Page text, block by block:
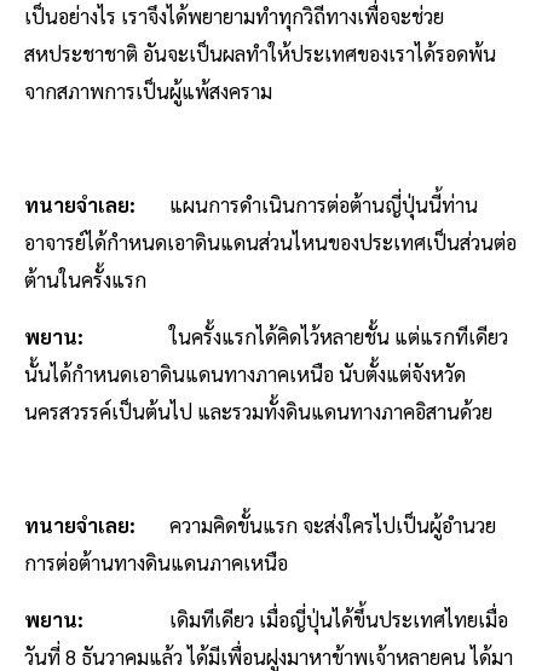
เป็นอย่างไร เราจึงได้พยายามทำทุกวิถีทางเพื่อจะช่วย
สหประชาชาติ อันจะเป็นผลทำให้ประเทศของเราได้รอดพ้น
จากสภาพการเป็นผู้แพ้สงคราม
ทนายจำเลย:
แผนการดำเนินการต่อต้านญี่ปุ่นนี้ท่าน
อาจารย์ได้กำหนดเอาดินแดนส่วนไหนของประเทศเป็นส่วนต่อ
ต้านในครั้งแรก
พยาน:
ในครั้งแรกได้คิดไว้หลายชั้น แต่แรกทีเดียว
นั้นได้กำหนดเอาดินแดนทางภาคเหนือ นับตั้งแต่จังหวัด
นครสวรรค์เป็นต้นไป และรวมทั้งดินแดนทางภาคอิสานด้วย
ทนายจำเลย:
ความคิดขั้นแรก จะส่งใครไปเป็นผู้อำนวย
การต่อต้านทางดินแดนภาคเหนือ
พยาน:
เดิมทีเดียว เมื่อญี่ปุ่นได้ขึ้นประเทศไทยเมื่อ
วันที่ 8 ธันวาคมแล้ว ได้มีเพื่อนฝูงมาหาข้าพเจ้าหลายคน ได้มา